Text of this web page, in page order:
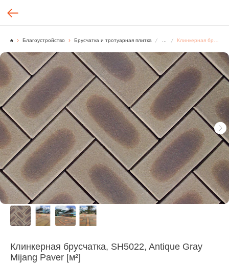
Благоустройство Брусчатка и тротуарная плитка
Клинкерная брусчатка, SH5022, Antique Gray
Mijang Paver [м²]